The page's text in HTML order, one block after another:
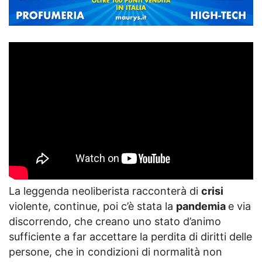
La leggenda neoliberista racconterà di crisi
violente, continue, poi c’è stata la pandemia e via
discorrendo, che creano uno stato d’animo
sufficiente a far accettare la perdita di diritti delle
persone, che in condizioni di normalità non